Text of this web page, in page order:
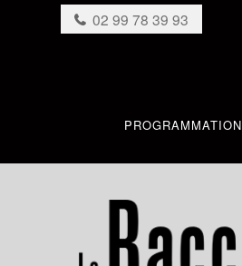
PROGRAMMATION
02 99 78 39 93